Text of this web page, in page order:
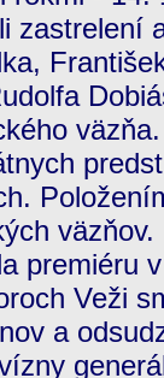
zastrelení
premiéru
Veži
a